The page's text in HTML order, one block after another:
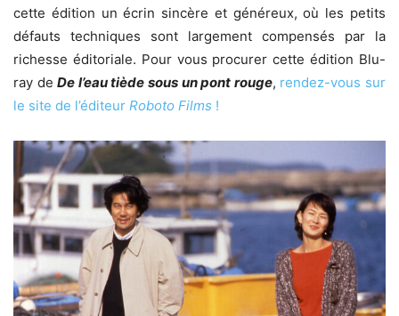
cette édition un écrin sincère et généreux, où les petits
défauts techniques sont largement compensés par la
richesse éditoriale. Pour vous procurer cette édition Blu-
ray deDe l’eau tiède sous un pont rouge, rendez-vous sur
le site de l’éditeur Roboto Films !